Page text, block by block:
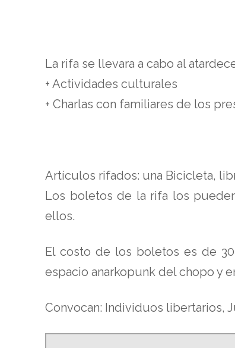
La rifa se llevara a cabo al
+ Actividades culturales
+ Charlas con familiares de los
Artículos rifados: una Bicicleta,
Los boletos de la rifa los
ellos.
El costo de los boletos es de
espacio anarkopunk del chopo y
Convocan: Individuos libertarios,